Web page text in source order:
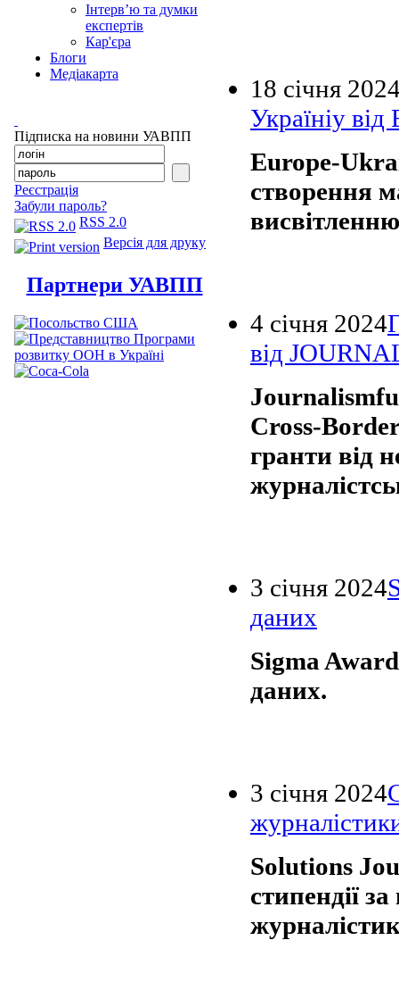
Інтерв’ю та думки
експертів
Кар'єра
Блоги
Медіакарта
Підписка на новини УАВПП
Реєстрація
Забули пароль?
RSS 2.0
Версія для друку
Партнери УАВПП
18 січня
Україніу
Europe-
створення
4 січня 2024
від
Cross-
гранти від
3 січня 2024
даних
Sigma
даних.
3 січня 2024
Solutions
стипендії